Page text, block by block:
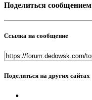
Поделиться сообщением
Ссылка на сообщение
Поделиться на других сайтах